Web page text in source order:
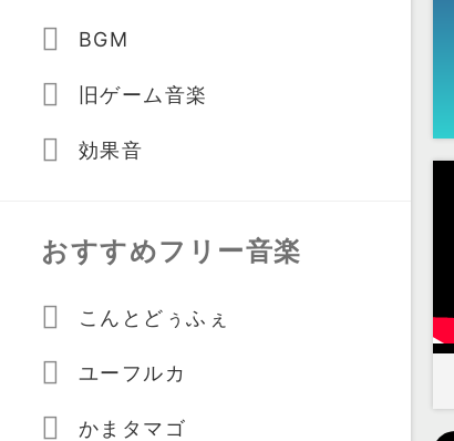
BGM
旧ゲーム音楽
効果音
おすすめフリー音楽
こんとどぅふぇ
ユーフルカ
かまタマゴ